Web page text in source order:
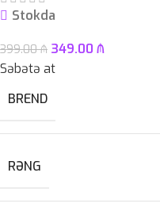
Stokda
399.00₼ 349.00 ₼
Səbətə at
BREND
RƏNG